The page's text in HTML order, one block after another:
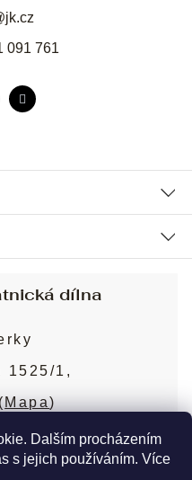
Dalším procházením
s jejich používáním. Více
jk.cz
091 761
dílna
1525/1,
Mapa)